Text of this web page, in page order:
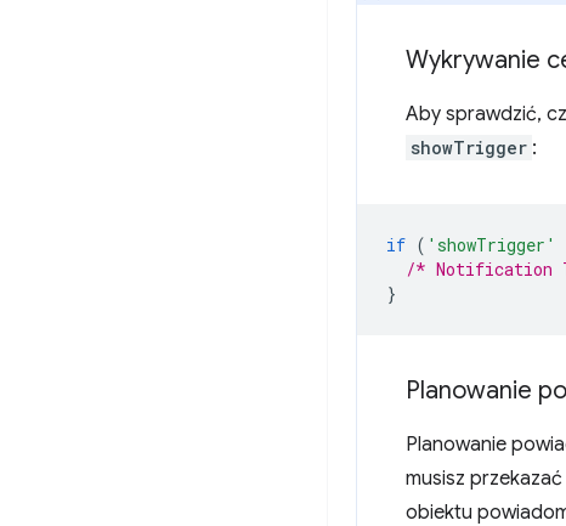
Wykrywanie
Aby sprawdzić,
showTrigger :
if ( 'showTrigger'
/* Notification
}
Planowanie
Planowanie
musisz
obiektu